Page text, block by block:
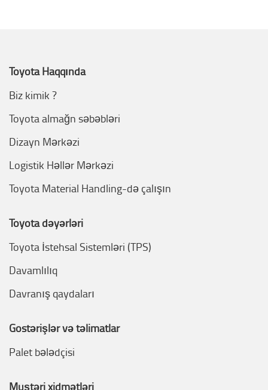
Toyota Haqqında
Biz kimik ?
Toyota almağn səbəbləri
Dizayn Mərkəzi
Logistik Həllər Mərkəzi
Toyota Material Handling-də çalışın
Toyota dəyərləri
Toyota İstehsal Sistemləri (TPS)
Davamlılıq
Davranış qaydaları
Göstərişlər və təlimatlar
Palet bələdçisi
Müştəri xidmətləri